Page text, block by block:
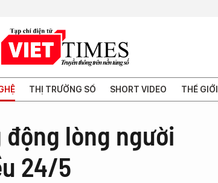
THỊ TRƯỜNG SỐ SHORT VIDEO THẾ GIỚI
lòng người
24/5